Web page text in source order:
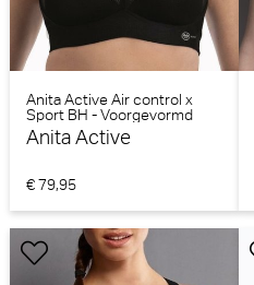
Anita Active Air control x
Sport BH - Voorgevormd
(Zwart)
Anita Active
€ 79,95